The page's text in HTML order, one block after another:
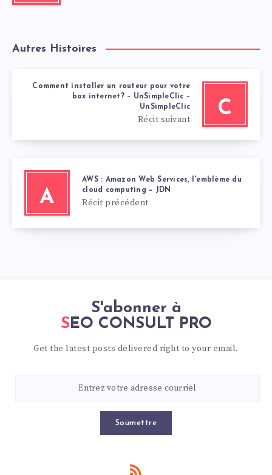
Autres Histoires
C
Comment installer un routeur pour votre
box internet? – UnSimpleClic –
UnSimpleClic
Récit suivant
A
AWS : Amazon Web Services, l'emblème du
cloud computing – JDN
Récit précédent
S'abonner à
SEO CONSULT PRO
Get the latest posts delivered right to your email.
Soumettre